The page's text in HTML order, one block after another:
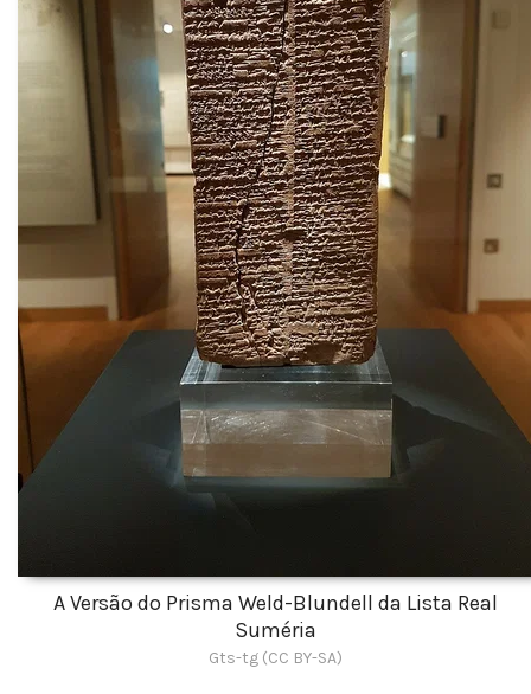
A Versão do Prisma Weld-Blundell da Lista Real
Suméria
Gts-tg (CC BY-SA)